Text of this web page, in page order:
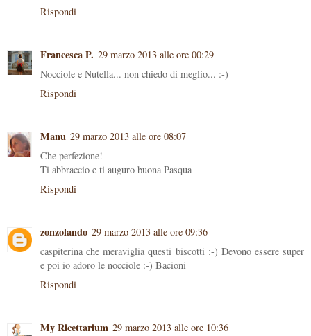
Rispondi
Francesca P. 29 marzo 2013 alle ore 00:29
Nocciole e Nutella... non chiedo di meglio... :-)
Rispondi
Manu 29 marzo 2013 alle ore 08:07
Che perfezione!
Ti abbraccio e ti auguro buona Pasqua
Rispondi
zonzolando 29 marzo 2013 alle ore 09:36
caspiterina che meraviglia questi biscotti :-) Devono essere super
e poi io adoro le nocciole :-) Bacioni
Rispondi
My Ricettarium 29 marzo 2013 alle ore 10:36